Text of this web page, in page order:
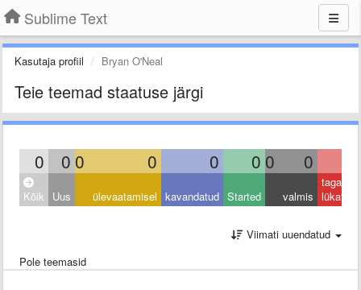
Sublime Text
Kasutaja profiil Bryan O'Neal
Teie teemad staatuse järgi
0 0 0 0 0 0 0 0
Kõik Uus ülevaatamisel kavandatud Started valmis
tagasi
lükatud
Viimati uuendatud
Pole teemasid